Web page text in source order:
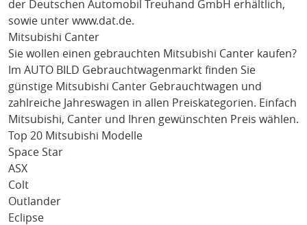
der Deutschen Automobil Treuhand GmbH erhältlich,
sowie unter www.dat.de.
Mitsubishi Canter
Sie wollen einen gebrauchten Mitsubishi Canter kaufen?
Im AUTO BILD Gebrauchtwagenmarkt finden Sie
günstige Mitsubishi Canter Gebrauchtwagen und
zahlreiche Jahreswagen in allen Preiskategorien. Einfach
Mitsubishi, Canter und Ihren gewünschten Preis wählen.
Top 20 Mitsubishi Modelle
Space Star
ASX
Colt
Outlander
Eclipse